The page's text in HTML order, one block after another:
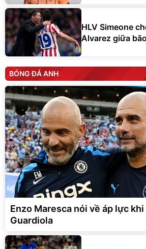
HLV Simeone
Alvarez giữa
BÓNG ĐÁ ANH
Enzo Maresca nói về áp lực
Guardiola